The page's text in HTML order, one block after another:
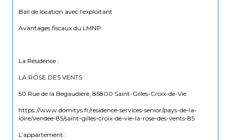
Bail de location avec l’exploitant
Avantages fiscaux du LMNP
La Résidence :
LA ROSE DES VENTS
50 Rue de la Begaudière, 85800 Saint-Gilles-Croix-de-Vie
https://www.domitys.fr/residence-services-senior/pays-de-la-
loire/vendee-85/saint-gilles-croix-de-vie-la-rose-des-vents-85
L’appartement :